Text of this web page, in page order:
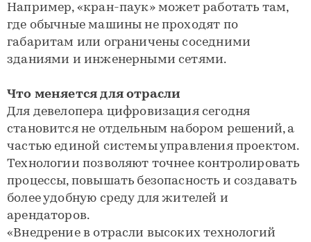
Например, «кран-паук» может работать там,
где обычные машины не проходят по
габаритам или ограничены соседними
зданиями и инженерными сетями.
Что меняется для отрасли
Для девелопера цифровизация сегодня
становится не отдельным набором решений, а
частью единой системы управления проектом.
Технологии позволяют точнее контролировать
процессы, повышать безопасность и создавать
более удобную среду для жителей и
арендаторов.
«Внедрение в отрасли высоких технологий